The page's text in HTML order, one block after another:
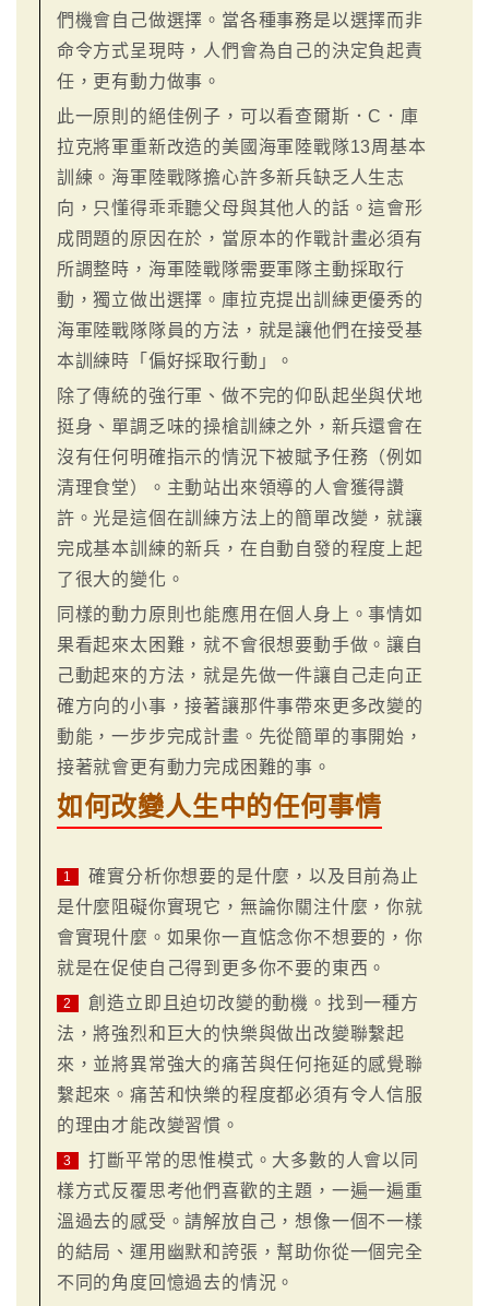
們機會自己做選擇。當各種事務是以選擇而非
命令方式呈現時，人們會為自己的決定負起責
任，更有動力做事。
此一原則的絕佳例子，可以看查爾斯．C．庫
拉克將軍重新改造的美國海軍陸戰隊13周基本
訓練。海軍陸戰隊擔心許多新兵缺乏人生志
向，只懂得乖乖聽父母與其他人的話。這會形
成問題的原因在於，當原本的作戰計畫必須有
所調整時，海軍陸戰隊需要軍隊主動採取行
動，獨立做出選擇。庫拉克提出訓練更優秀的
海軍陸戰隊隊員的方法，就是讓他們在接受基
本訓練時「偏好採取行動」。
除了傳統的強行軍、做不完的仰臥起坐與伏地
挺身、單調乏味的操槍訓練之外，新兵還會在
沒有任何明確指示的情況下被賦予任務（例如
清理食堂）。主動站出來領導的人會獲得讚
許。光是這個在訓練方法上的簡單改變，就讓
完成基本訓練的新兵，在自動自發的程度上起
了很大的變化。
同樣的動力原則也能應用在個人身上。事情如
果看起來太困難，就不會很想要動手做。讓自
己動起來的方法，就是先做一件讓自己走向正
確方向的小事，接著讓那件事帶來更多改變的
動能，一步步完成計畫。先從簡單的事開始，
接著就會更有動力完成困難的事。
如何改變人生中的任何事情
1
確實分析你想要的是什麼，以及目前為止
是什麼阻礙你實現它，無論你關注什麼，你就
會實現什麼。如果你一直惦念你不想要的，你
就是在促使自己得到更多你不要的東西。
2
創造立即且迫切改變的動機。找到一種方
法，將強烈和巨大的快樂與做出改變聯繫起
來，並將異常強大的痛苦與任何拖延的感覺聯
繫起來。痛苦和快樂的程度都必須有令人信服
的理由才能改變習慣。
3
打斷平常的思惟模式。大多數的人會以同
樣方式反覆思考他們喜歡的主題，一遍一遍重
溫過去的感受。請解放自己，想像一個不一樣
的結局、運用幽默和誇張，幫助你從一個完全
不同的角度回憶過去的情況。